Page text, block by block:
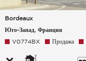
Bordeaux
Юго-Запад, Франция
V0774BX Продажа